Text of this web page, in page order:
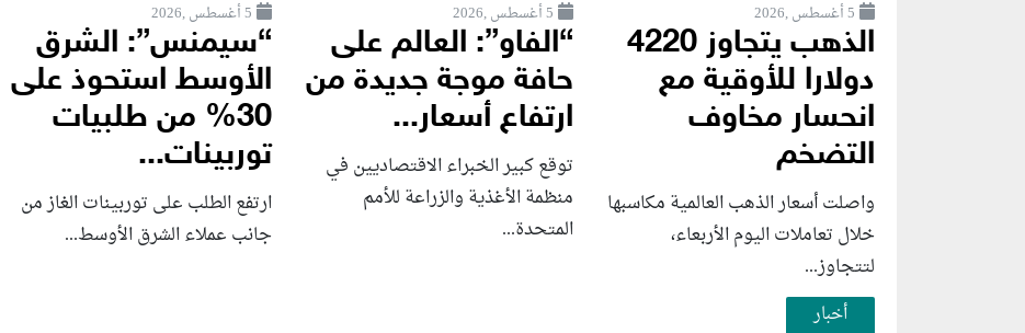
5 أغسطس ,2026
الذهب يتجاوز 4220
دولارا للأوقية مع
انحسار مخاوف
التضخم
واصلت أسعار الذهب العالمية مكاسبها
خلال تعاملات اليوم الأربعاء،
لتتجاوز...
5 أغسطس ,2026
“الفاو”: العالم على
حافة موجة جديدة من
ارتفاع أسعار...
توقع كبير الخبراء الاقتصاديين في
منظمة الأغذية والزراعة للأمم
المتحدة...
5 أغسطس ,2026
“سيمنس”: الشرق
الأوسط استحوذ على
30% من طلبيات
توربينات...
ارتفع الطلب على توربينات الغاز من
جانب عملاء الشرق الأوسط...
أخبار